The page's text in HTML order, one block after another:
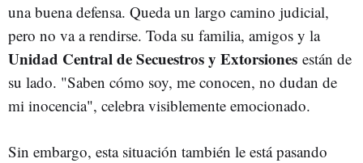
una buena defensa. Queda un largo camino judicial,
pero no va a rendirse. Toda su familia, amigos y la
Unidad Central de Secuestros y Extorsiones están de
su lado. "Saben cómo soy, me conocen, no dudan de
mi inocencia", celebra visiblemente emocionado.
Sin embargo, esta situación también le está pasando